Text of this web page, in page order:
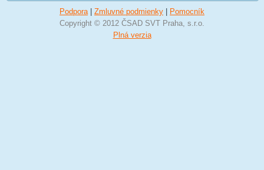
Podpora | Zmluvné podmienky | Pomocník
Copyright © 2012 ČSAD SVT Praha, s.r.o.
Plná verzia